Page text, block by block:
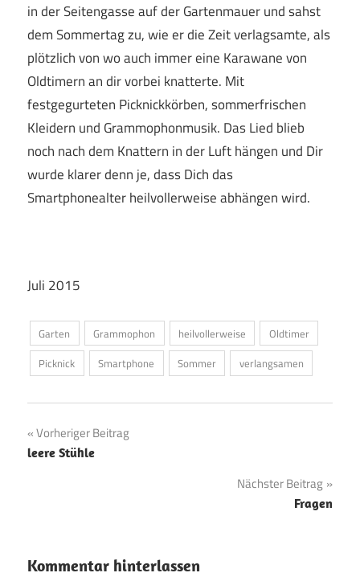
in der Seitengasse auf der Gartenmauer und sahst
dem Sommertag zu, wie er die Zeit verlagsamte, als
plötzlich von wo auch immer eine Karawane von
Oldtimern an dir vorbei knatterte. Mit
festgegurteten Picknickkörben, sommerfrischen
Kleidern und Grammophonmusik. Das Lied blieb
noch nach dem Knattern in der Luft hängen und Dir
wurde klarer denn je, dass Dich das
Smartphonealter heilvollerweise abhängen wird.
Juli 2015
Garten Grammophon heilvollerweise
Oldtimer
Picknick
Smartphone Sommer verlangsamen
Beitragsnavigation
Vorheriger Beitrag
leere Stühle
Nächster Beitrag
Fragen
Kommentar hinterlassen